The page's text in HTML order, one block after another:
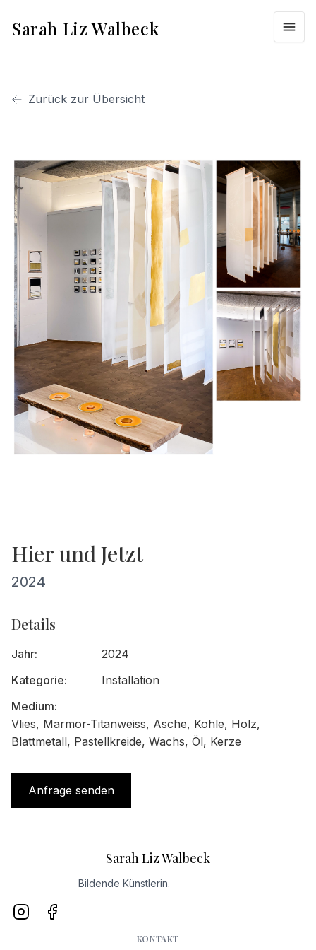
Sarah Liz Walbeck
Zurück zur Übersicht
Hier und Jetzt
2024
Details
Jahr:
2024
Kategorie:
Installation
Medium:
Vlies, Marmor-Titanweiss, Asche, Kohle, Holz,
Blattmetall, Pastellkreide, Wachs, Öl, Kerze
Anfrage senden
Sarah Liz Walbeck
Bildende Künstlerin.
KONTAKT